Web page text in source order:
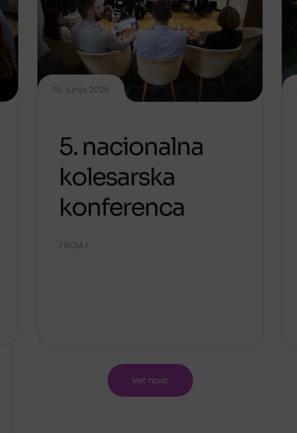
16. junija 2026
5. nacionalna
kolesarska
konferenca
/ RCM /
Več novic